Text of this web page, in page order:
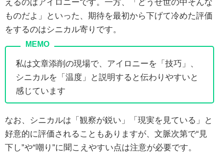
ものだよ」といった、期待を最初から下げて冷めた評価
をするのはシニカル寄りです。
私は文章添削の現場で、アイロニーを「技巧」、
シニカルを「温度」と説明すると伝わりやすいと
感じています
なお、シニカルは「観察が鋭い」「現実を見ている」と
好意的に評価されることもありますが、文脈次第で“見
下し”や“嘲り”に聞こえやすい点は注意が必要です。